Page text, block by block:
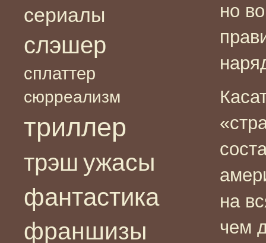
сериалы
слэшер
сплаттер
сюрреализм
триллер
трэш ужасы
фантастика
франшизы
но
на
чем